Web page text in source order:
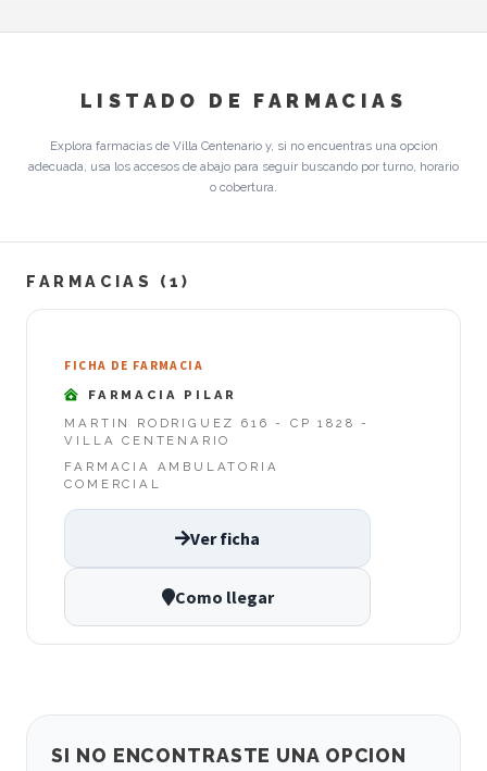
LISTADO DE FARMACIAS
Explora farmacias de Villa Centenario y, si no encuentras una opcion
adecuada, usa los accesos de abajo para seguir buscando por turno, horario
o cobertura.
FARMACIAS (1)
FICHA DE FARMACIA
FARMACIA PILAR
MARTIN RODRIGUEZ 616 - CP 1828 -
VILLA CENTENARIO
FARMACIA AMBULATORIA
COMERCIAL
Ver ficha
Como llegar
SI NO ENCONTRASTE UNA OPCION